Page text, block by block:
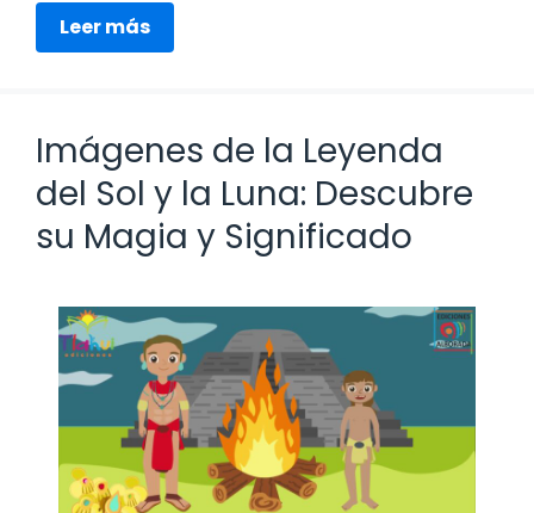
Leer más
Imágenes de la Leyenda
del Sol y la Luna: Descubre
su Magia y Significado